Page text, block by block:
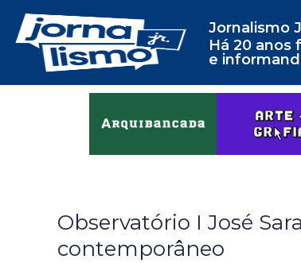
Jornalismo
Há 20 anos
e
Observatório I José
contemporâneo